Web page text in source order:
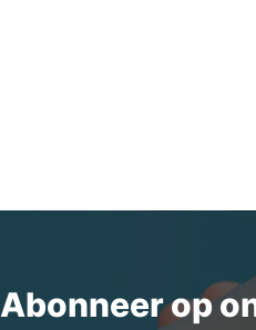
Abonneer op